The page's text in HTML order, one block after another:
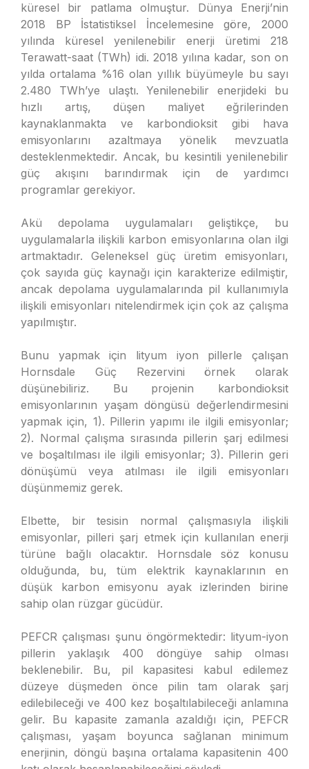
küresel bir patlama olmuştur. Dünya Enerji’nin
2018 BP İstatistiksel İncelemesine göre, 2000
yılında küresel yenilenebilir enerji üretimi 218
Terawatt-saat (TWh) idi. 2018 yılına kadar, son on
yılda ortalama %16 olan yıllık büyümeyle bu sayı
2.480 TWh’ye ulaştı. Yenilenebilir enerjideki bu
hızlı artış, düşen maliyet eğrilerinden
kaynaklanmakta ve karbondioksit gibi hava
emisyonlarını azaltmaya yönelik mevzuatla
desteklenmektedir. Ancak, bu kesintili yenilenebilir
güç akışını barındırmak için de yardımcı
programlar gerekiyor.
Akü depolama uygulamaları geliştikçe, bu
uygulamalarla ilişkili karbon emisyonlarına olan ilgi
artmaktadır. Geleneksel güç üretim emisyonları,
çok sayıda güç kaynağı için karakterize edilmiştir,
ancak depolama uygulamalarında pil kullanımıyla
ilişkili emisyonları nitelendirmek için çok az çalışma
yapılmıştır.
Bunu yapmak için lityum iyon pillerle çalışan
Hornsdale Güç Rezervini örnek olarak
düşünebiliriz. Bu projenin karbondioksit
emisyonlarının yaşam döngüsü değerlendirmesini
yapmak için, 1). Pillerin yapımı ile ilgili emisyonlar;
2). Normal çalışma sırasında pillerin şarj edilmesi
ve boşaltılması ile ilgili emisyonlar; 3). Pillerin geri
dönüşümü veya atılması ile ilgili emisyonları
düşünmemiz gerek.
Elbette, bir tesisin normal çalışmasıyla ilişkili
emisyonlar, pilleri şarj etmek için kullanılan enerji
türüne bağlı olacaktır. Hornsdale söz konusu
olduğunda, bu, tüm elektrik kaynaklarının en
düşük karbon emisyonu ayak izlerinden birine
sahip olan rüzgar gücüdür.
PEFCR çalışması şunu öngörmektedir: lityum-iyon
pillerin yaklaşık 400 döngüye sahip olması
beklenebilir. Bu, pil kapasitesi kabul edilemez
düzeye düşmeden önce pilin tam olarak şarj
edilebileceği ve 400 kez boşaltılabileceği anlamına
gelir. Bu kapasite zamanla azaldığı için, PEFCR
çalışması, yaşam boyunca sağlanan minimum
enerjinin, döngü başına ortalama kapasitenin 400